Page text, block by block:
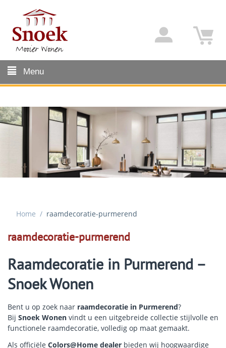
Menu
Home / raamdecoratie-purmerend
raamdecoratie-purmerend
Raamdecoratie in Purmerend –
Snoek Wonen
Bent u op zoek naar raamdecoratie in Purmerend?
Bij Snoek Wonen vindt u een uitgebreide collectie stijlvolle en
functionele raamdecoratie, volledig op maat gemaakt.
Als officiële Colors@Home dealer bieden wij hoogwaardige